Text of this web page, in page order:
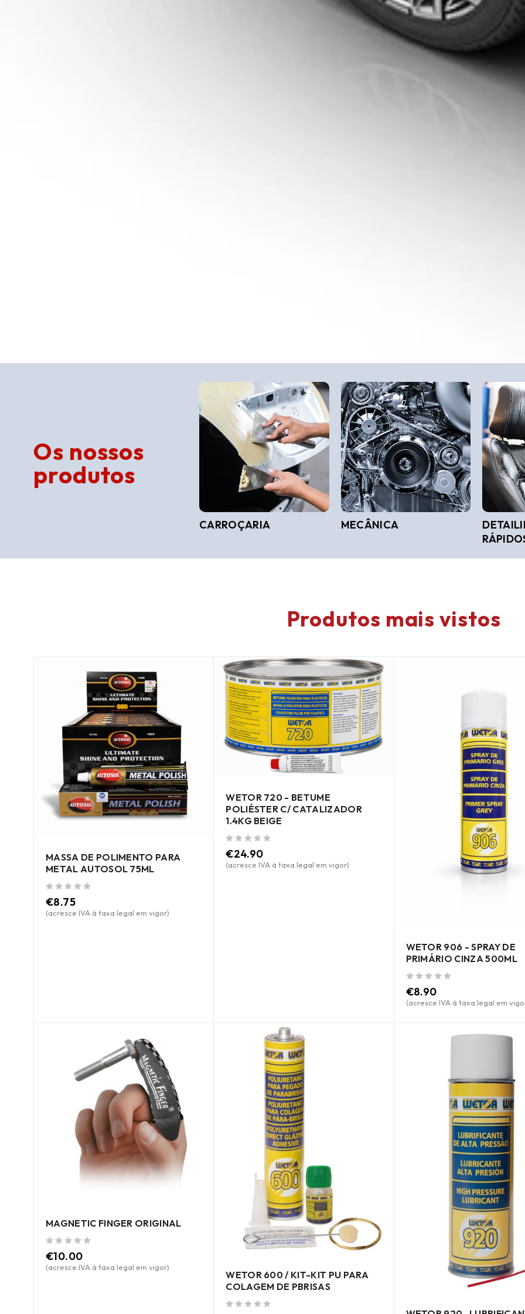
Os nossos
produtos
CARROÇARIA MECÂNICA
Produtos mais vistos
MASSA DE POLIMENTO PARA
METAL AUTOSOL 75ML
€8.75
(acresce IVA à taxa legal em vigor)
WETOR 720 - BETUME
POLIÉSTER C/ CATALIZADOR
1.4KG BEIGE
€24.90
(acresce IVA à taxa legal em vigor)
WETOR 906 - SPRAY DE
PRIMÁRIO CINZA 500ML
€8.90
(acresce IVA à taxa legal em
MAGNETIC FINGER ORIGINAL
€10.00
(acresce IVA à taxa legal em vigor)
WETOR 600 / KIT-KIT PU PARA
COLAGEM DE PBRISAS